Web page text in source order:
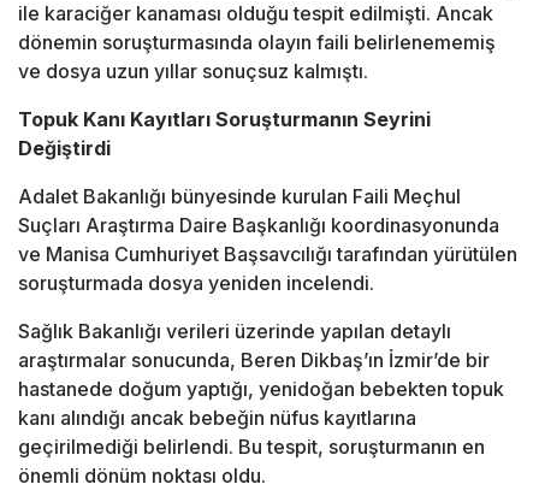
ile karaciğer kanaması olduğu tespit edilmişti. Ancak
dönemin soruşturmasında olayın faili belirlenememiş
ve dosya uzun yıllar sonuçsuz kalmıştı.
Topuk Kanı Kayıtları Soruşturmanın Seyrini
Değiştirdi
Adalet Bakanlığı bünyesinde kurulan Faili Meçhul
Suçları Araştırma Daire Başkanlığı koordinasyonunda
ve Manisa Cumhuriyet Başsavcılığı tarafından yürütülen
soruşturmada dosya yeniden incelendi.
Sağlık Bakanlığı verileri üzerinde yapılan detaylı
araştırmalar sonucunda, Beren Dikbaş’ın İzmir’de bir
hastanede doğum yaptığı, yenidoğan bebekten topuk
kanı alındığı ancak bebeğin nüfus kayıtlarına
geçirilmediği belirlendi. Bu tespit, soruşturmanın en
önemli dönüm noktası oldu.